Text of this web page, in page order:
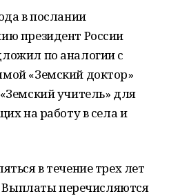
в послании
президент России
по аналогии с
«Земский доктор»
учитель» для
на работу в села и
в течение трех лет
Выплаты перечисляются